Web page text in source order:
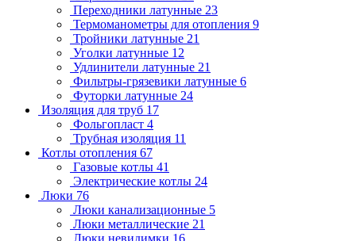
Переходники латунные 23
Термоманометры для отопления 9
Тройники латунные 21
Уголки латунные 12
Удлинители латунные 21
Фильтры-грязевики латунные 6
Футорки латунные 24
Изоляция для труб 17
Фольгопласт 4
Трубная изоляция 11
Котлы отопления 67
Газовые котлы 41
Электрические котлы 24
Люки 76
Люки канализационные 5
Люки металлические 21
Люки невидимки 16